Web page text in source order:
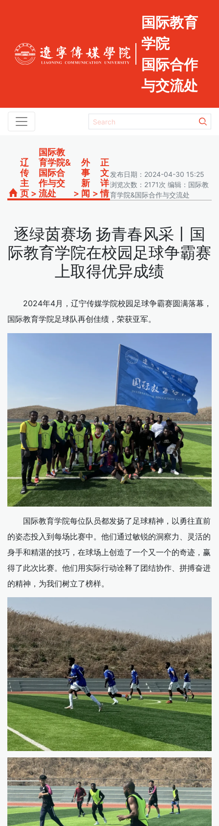
国际教育
学院
国际合作
与交流处
辽
传
主
页 >
国际教
育学院&
国际合
作与交
流处
>
外
事
新
闻 >
正
文
详
情
发布日期：2024-04-30 15:25
浏览次数：2171次 编辑：国际教
育学院&国际合作与交流处
逐绿茵赛场 扬青春风采丨国
际教育学院在校园足球争霸赛
上取得优异成绩
2024年4月，辽宁传媒学院校园足球争霸赛圆满落幕，
国际教育学院足球队再创佳绩，荣获亚军。
国际教育学院每位队员都发扬了足球精神，以勇往直前
的姿态投入到每场比赛中。他们通过敏锐的洞察力、灵活的
身手和精湛的技巧，在球场上创造了一个又一个的奇迹，赢
得了此次比赛。他们用实际行动诠释了团结协作、拼搏奋进
的精神，为我们树立了榜样。